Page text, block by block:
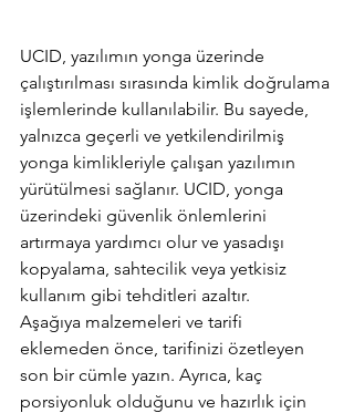
UCID, yazılımın yonga üzerinde
çalıştırılması sırasında kimlik doğrulama
işlemlerinde kullanılabilir. Bu sayede,
yalnızca geçerli ve yetkilendirilmiş
yonga kimlikleriyle çalışan yazılımın
yürütülmesi sağlanır. UCID, yonga
üzerindeki güvenlik önlemlerini
artırmaya yardımcı olur ve yasadışı
kopyalama, sahtecilik veya yetkisiz
kullanım gibi tehditleri azaltır.
Aşağıya malzemeleri ve tarifi
eklemeden önce, tarifinizi özetleyen
son bir cümle yazın. Ayrıca, kaç
porsiyonluk olduğunu ve hazırlık için